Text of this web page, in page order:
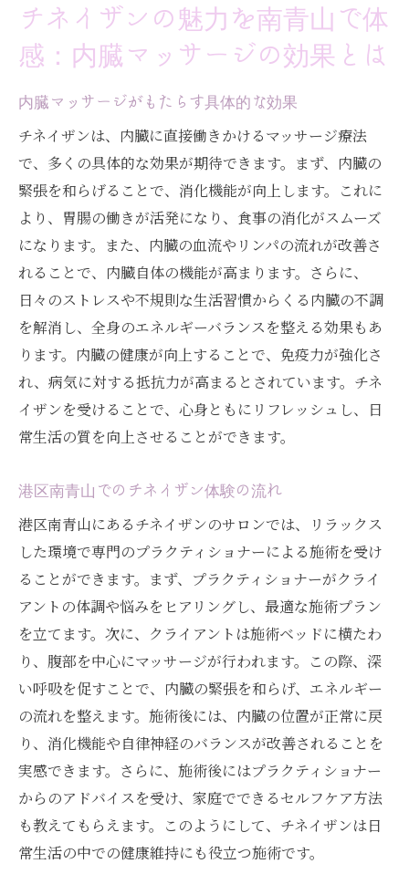
南青山で受ける気功療法とチネイザンの施
術
深いリラクゼーションをもたらす気功とチ
ネイザンの技術
ー
気功療法がチネイザンに与えるプラス効果
南青山でのチネイザン体験がもたらす心身
のリラクゼーション
チネイザンの魅力を南青山で体
感：内臓マッサージの効果とは
内臓マッサージがもたらす具体的な効果
チネイザンは、内臓に直接働きかけるマッサージ療法
で、多くの具体的な効果が期待できます。まず、内臓の
緊張を和らげることで、消化機能が向上します。これに
より、胃腸の働きが活発になり、食事の消化がスムーズ
になります。また、内臓の血流やリンパの流れが改善さ
れることで、内臓自体の機能が高まります。さらに、
日々のストレスや不規則な生活習慣からくる内臓の不調
を解消し、全身のエネルギーバランスを整える効果もあ
ります。内臓の健康が向上することで、免疫力が強化さ
れ、病気に対する抵抗力が高まるとされています。チネ
イザンを受けることで、心身ともにリフレッシュし、日
常生活の質を向上させることができます。
港区南青山でのチネイザン体験の流れ
港区南青山にあるチネイザンのサロンでは、リラックス
した環境で専門のプラクティショナーによる施術を受け
ることができます。まず、プラクティショナーがクライ
アントの体調や悩みをヒアリングし、最適な施術プラン
を立てます。次に、クライアントは施術ベッドに横たわ
り、腹部を中心にマッサージが行われます。この際、深
い呼吸を促すことで、内臓の緊張を和らげ、エネルギー
の流れを整えます。施術後には、内臓の位置が正常に戻
り、消化機能や自律神経のバランスが改善されることを
実感できます。さらに、施術後にはプラクティショナー
からのアドバイスを受け、家庭でできるセルフケア方法
も教えてもらえます。このようにして、チネイザンは日
常生活の中での健康維持にも役立つ施術です。